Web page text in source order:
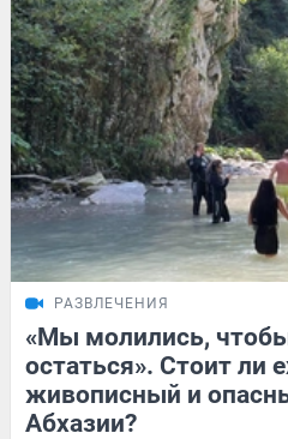
РАЗВЛЕЧЕНИЯ
«Мы молились,
остаться». Стоит ли
живописный и
Абхазии?